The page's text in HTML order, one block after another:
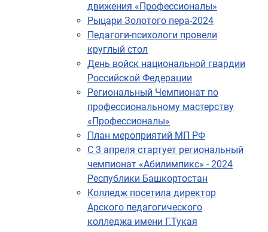
движения «Профессионалы»
Рыцари Золотого пера-2024
Педагоги-психологи провели
круглый стол
День войск национальной гвардии
Российской Федерации
Региональный Чемпионат по
профессиональному мастерству
«Профессионалы»
План мероприятий МП РФ
С 3 апреля стартует региональный
чемпионат «Абилимпикс» - 2024
Республики Башкортостан
Колледж посетила директор
Арского педагогического
колледжа имени Г.Тукая